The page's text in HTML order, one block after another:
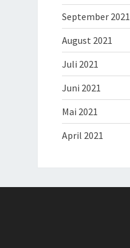
September 2021
August 2021
Juli 2021
Juni 2021
Mai 2021
April 2021